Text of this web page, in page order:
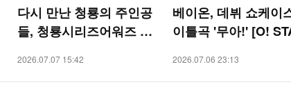
다시 만난 청룡의 주인공
들, 청룡시리즈어워즈 핸
2026.07.07 15:42
베이온, 데뷔 쇼케이
이틀곡 '무아!' [O!
2026.07.06 23:13